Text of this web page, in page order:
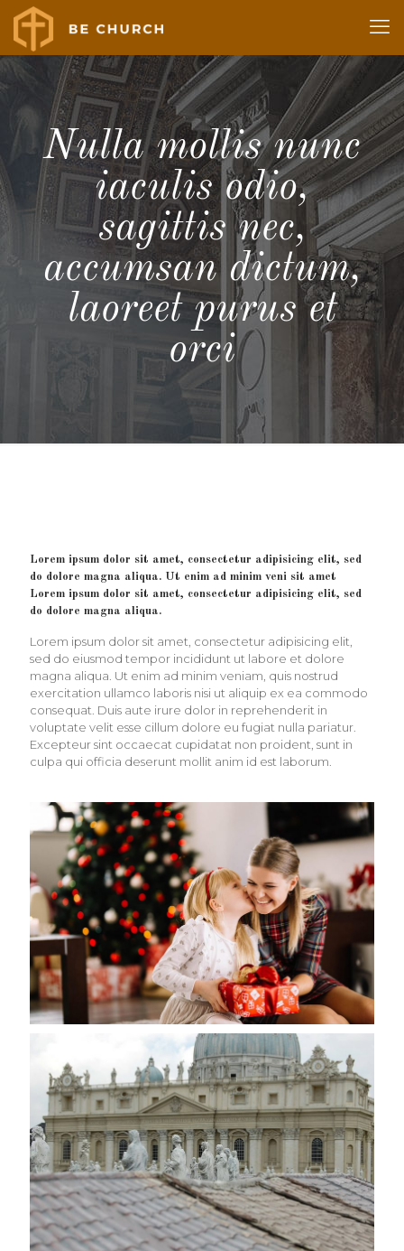
Nulla mollis nunc
iaculis odio,
sagittis nec,
accumsan dictum,
laoreet purus et
orci
Lorem ipsum dolor sit amet, consectetur adipisicing elit, sed
do dolore magna aliqua. Ut enim ad minim veni sit amet
Lorem ipsum dolor sit amet, consectetur adipisicing elit, sed
do dolore magna aliqua.
Lorem ipsum dolor sit amet, consectetur adipisicing elit,
sed do eiusmod tempor incididunt ut labore et dolore
magna aliqua. Ut enim ad minim veniam, quis nostrud
exercitation ullamco laboris nisi ut aliquip ex ea commodo
consequat. Duis aute irure dolor in reprehenderit in
voluptate velit esse cillum dolore eu fugiat nulla pariatur.
Excepteur sint occaecat cupidatat non proident, sunt in
culpa qui officia deserunt mollit anim id est laborum.